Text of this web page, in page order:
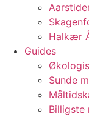
Halkær
Guides
Sunde
Billigste